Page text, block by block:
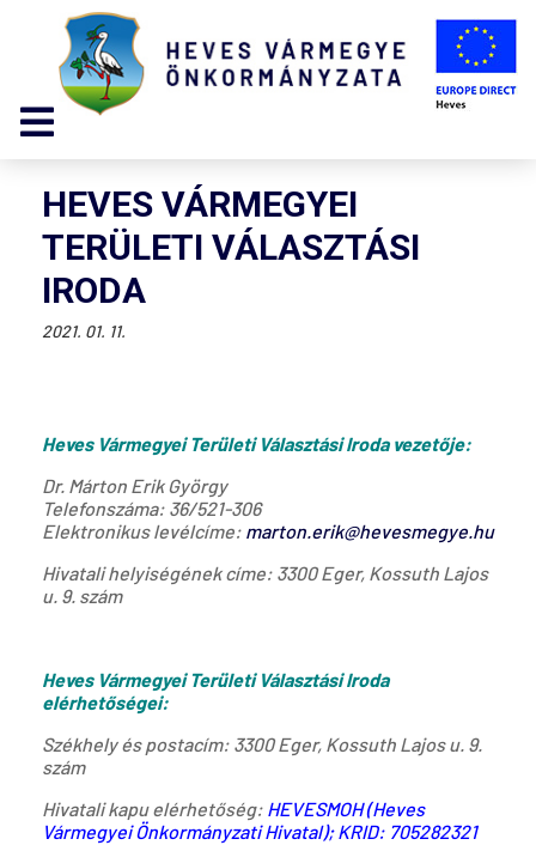
HEVES VÁRMEGYEI
TERÜLETI VÁLASZTÁSI
IRODA
2021. 01. 11.
Heves Vármegyei Területi Választási Iroda vezetője:
Dr. Márton Erik György
Telefonszáma: 36/521-306
Elektronikus levélcíme: marton.erik@hevesmegye.hu
Hivatali helyiségének címe: 3300 Eger, Kossuth Lajos
u. 9. szám
Heves Vármegyei Területi Választási Iroda
elérhetőségei:
Székhely és postacím: 3300 Eger, Kossuth Lajos u. 9.
szám
Hivatali kapu elérhetőség: HEVESMOH (Heves
Vármegyei Önkormányzati Hivatal); KRID: 705282321